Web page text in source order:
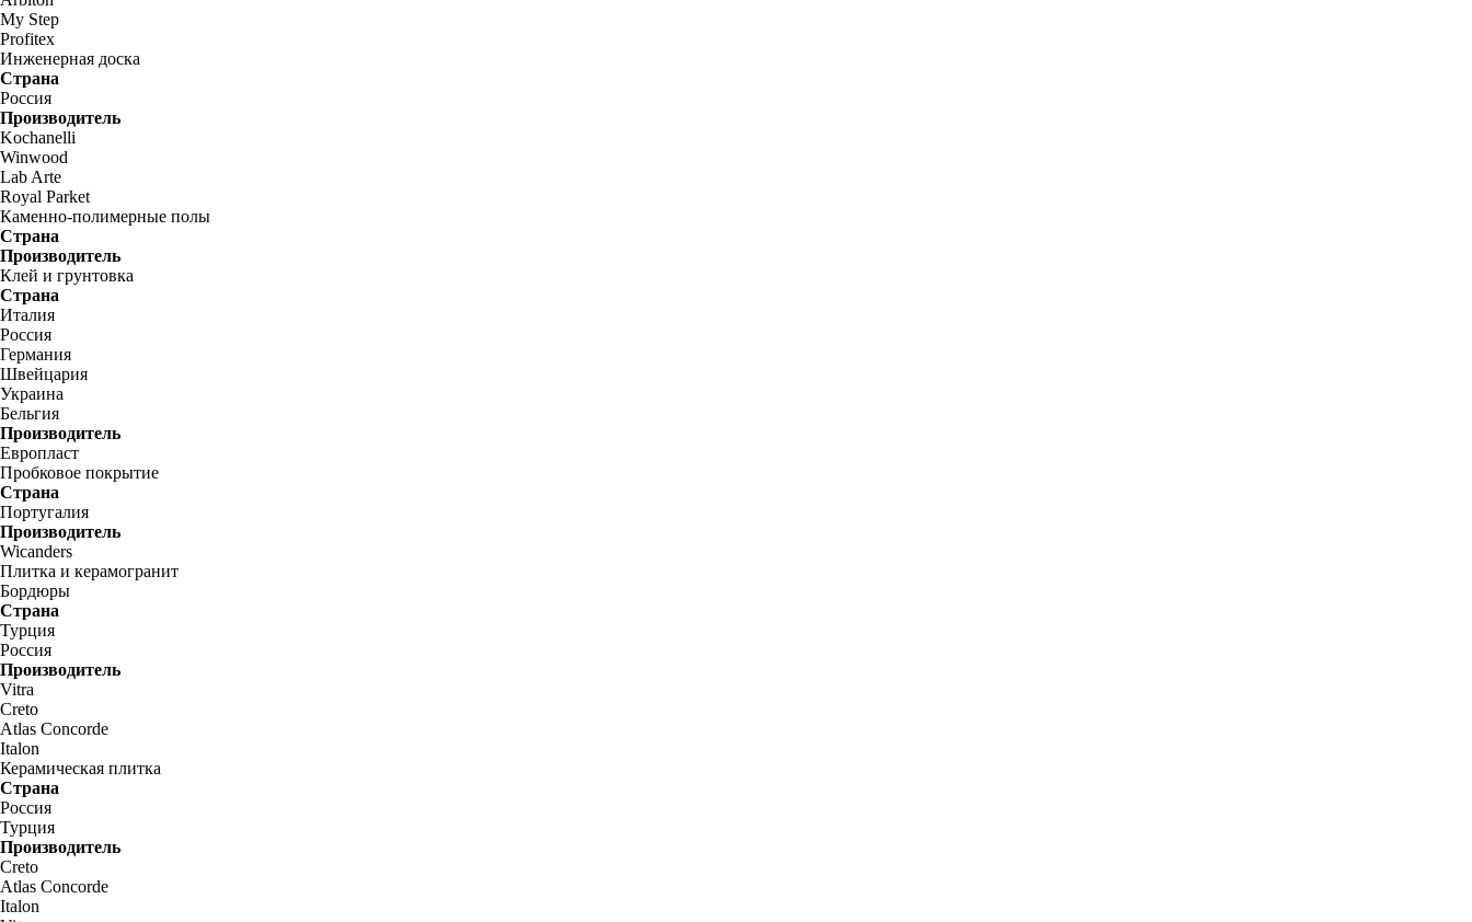
My Step
Profitex
Инженерная доска
Страна
Россия
Производитель
Kochanelli
Winwood
Lab Arte
Royal Parket
Каменно-полимерные полы
Страна
Производитель
Клей и грунтовка
Страна
Италия
Россия
Германия
Швейцария
Украина
Бельгия
Производитель
Европласт
Пробковое покрытие
Страна
Португалия
Производитель
Wicanders
Плитка и керамогранит
Бордюры
Страна
Турция
Россия
Производитель
Vitra
Creto
Atlas Concorde
Italon
Керамическая плитка
Страна
Россия
Турция
Производитель
Creto
Atlas Concorde
Italon